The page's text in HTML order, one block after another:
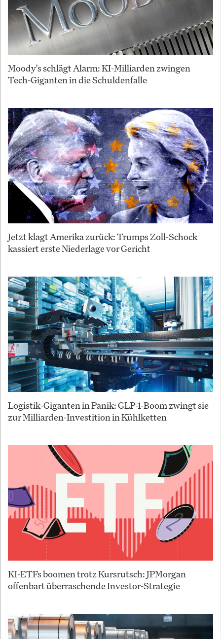
Moody's schlägt Alarm: KI-Milliarden zwingen
Tech-Giganten in die Schuldenfalle
Jetzt klagt Amerika zurück: Trumps Zoll-Schock
kassiert erste Niederlage vor Gericht
Logistik-Giganten in Panik: GLP-1-Boom zwingt sie
zur Milliarden-Investition in Kühlketten
KI-ETFs boomen trotz Kursrutsch: JPMorgan
offenbart überraschende Investor-Strategie